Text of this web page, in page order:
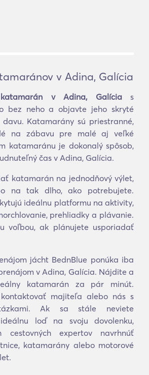
v Adina, Galícia
v Adina, Galícias
bez neho a objavte jeho skryté
Katamarány sú priestranné,
na zábavu pre malé aj veľké
katamaránu je dokonalý spôsob,
čas v Adina, Galícia.
katamarán na jednodňový výlet,
na tak dlho, ako potrebujete.
ideálnu platformu na aktivity,
prehliadky a plávanie.
voľbou, ak plánujete usporiadať
jácht BednBlue ponúka iba
v Adina, Galícia. Nájdite a
katamarán za pár minút.
majiteľa alebo nás s
Ak sa stále neviete
loď na svoju dovolenku,
cestovných expertov navrhnúť
katamarány alebo motorové